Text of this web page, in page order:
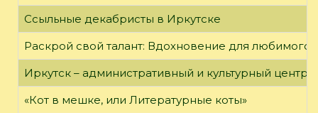
Ссыльные декабристы в Иркутске
Раскрой свой талант: Вдохновение для любимого
Иркутск – административный и культурный центр
«Кот в мешке, или Литературные коты»